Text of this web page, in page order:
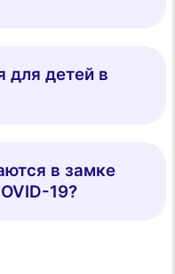
для детей в
в замке
19?